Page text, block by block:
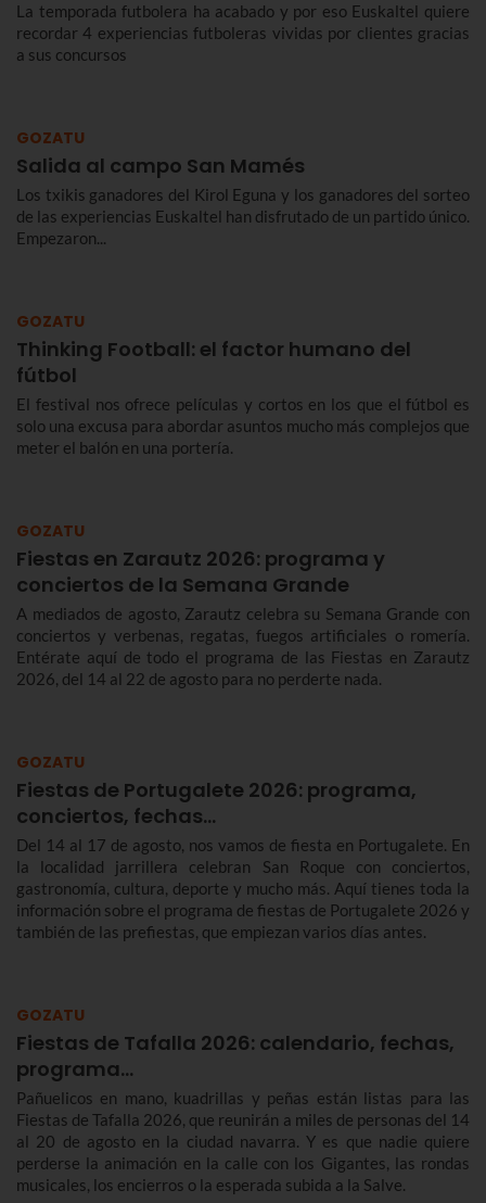
La temporada futbolera ha acabado y por eso Euskaltel quiere
recordar 4 experiencias futboleras vividas por clientes gracias
a sus concursos
GOZATU
Salida al campo San Mamés
Los txikis ganadores del Kirol Eguna y los ganadores del sorteo
de las experiencias Euskaltel han disfrutado de un partido único.
Empezaron...
GOZATU
Thinking Football: el factor humano del
fútbol
El festival nos ofrece películas y cortos en los que el fútbol es
solo una excusa para abordar asuntos mucho más complejos que
meter el balón en una portería.
GOZATU
Fiestas en Zarautz 2026: programa y
conciertos de la Semana Grande
A mediados de agosto, Zarautz celebra su Semana Grande con
conciertos y verbenas, regatas, fuegos artificiales o romería.
Entérate aquí de todo el programa de las Fiestas en Zarautz
2026, del 14 al 22 de agosto para no perderte nada.
GOZATU
Fiestas de Portugalete 2026: programa,
conciertos, fechas…
Del 14 al 17 de agosto, nos vamos de fiesta en Portugalete. En
la localidad jarrillera celebran San Roque con conciertos,
gastronomía, cultura, deporte y mucho más. Aquí tienes toda la
información sobre el programa de fiestas de Portugalete 2026 y
también de las prefiestas, que empiezan varios días antes.
GOZATU
Fiestas de Tafalla 2026: calendario, fechas,
programa…
Pañuelicos en mano, kuadrillas y peñas están listas para las
Fiestas de Tafalla 2026, que reunirán a miles de personas del 14
al 20 de agosto en la ciudad navarra. Y es que nadie quiere
perderse la animación en la calle con los Gigantes, las rondas
musicales, los encierros o la esperada subida a la Salve.